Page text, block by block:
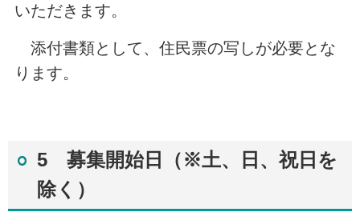
いただきます。
添付書類として、住民票の写しが必要とな
ります。
5 募集開始日（※土、日、祝日を
除く）